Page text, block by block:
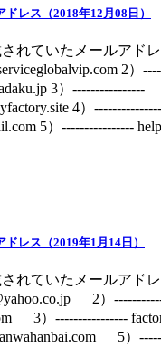
レス（2018年12月08日）
れていたメールアド
2）
3）----------------
4）
5）----------------
レス（2019年1月14日）
れていたメールアド
2）
3）----------------
5）